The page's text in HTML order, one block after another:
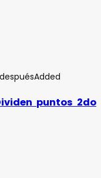
Added
puntos 2do